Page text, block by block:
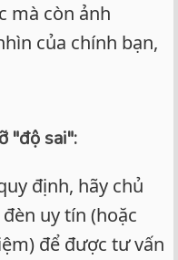
mà còn ảnh
của chính bạn,
"độ sai":
định, hãy chủ
uy tín (hoặc
để được tư vấn